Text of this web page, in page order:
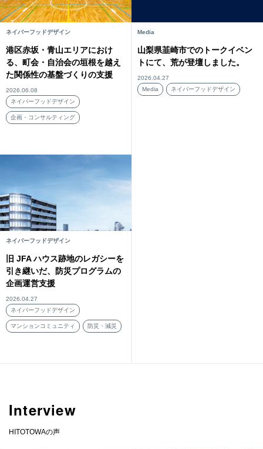
ネイバーフッドデザイン
港区赤坂・青山エリアにおけ
る、町会・自治会の垣根を越え
た関係性の基盤づくりの支援
2026.06.08
ネイバーフッドデザイン
企画・コンサルティング
Media
山梨県韮崎市でのトークイベン
トにて、荒が登壇しました。
2026.04.27
Media
ネイバーフッドデザイン
ネイバーフッドデザイン
旧 JFA ハウス跡地のレガシーを
引き継いだ、防災プログラムの
企画運営支援
2026.04.27
ネイバーフッドデザイン
マンションコミュニティ 防災・減災
Interview
HITOTOWAの声